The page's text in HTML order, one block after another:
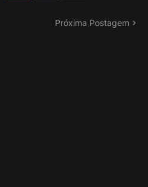
Próxima Postagem